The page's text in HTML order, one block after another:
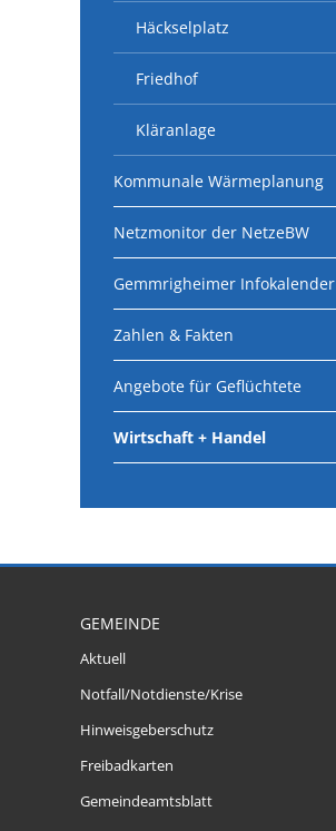
Häckselplatz
Friedhof
Kläranlage
Kommunale Wärmeplanung
Netzmonitor der NetzeBW
Gemmrigheimer Infokalender
Zahlen & Fakten
Angebote für Geflüchtete
Wirtschaft + Handel
GEMEINDE
Aktuell
Notfall/Notdienste/Krise
Hinweisgeberschutz
Freibadkarten
Gemeindeamtsblatt